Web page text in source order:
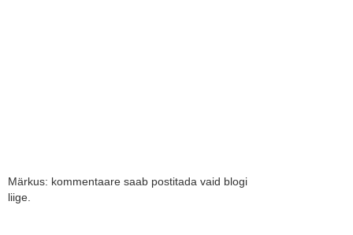
Märkus: kommentaare saab postitada vaid blogi
liige.